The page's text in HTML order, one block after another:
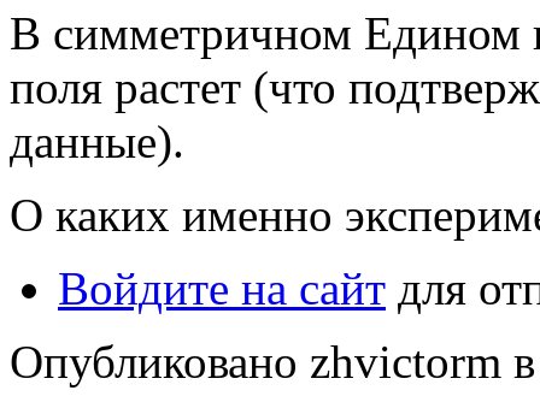
В симметричном Едином
поля растет (что
данные).
О каких именно
Войдите на сайт для
Опубликовано zhvictorm